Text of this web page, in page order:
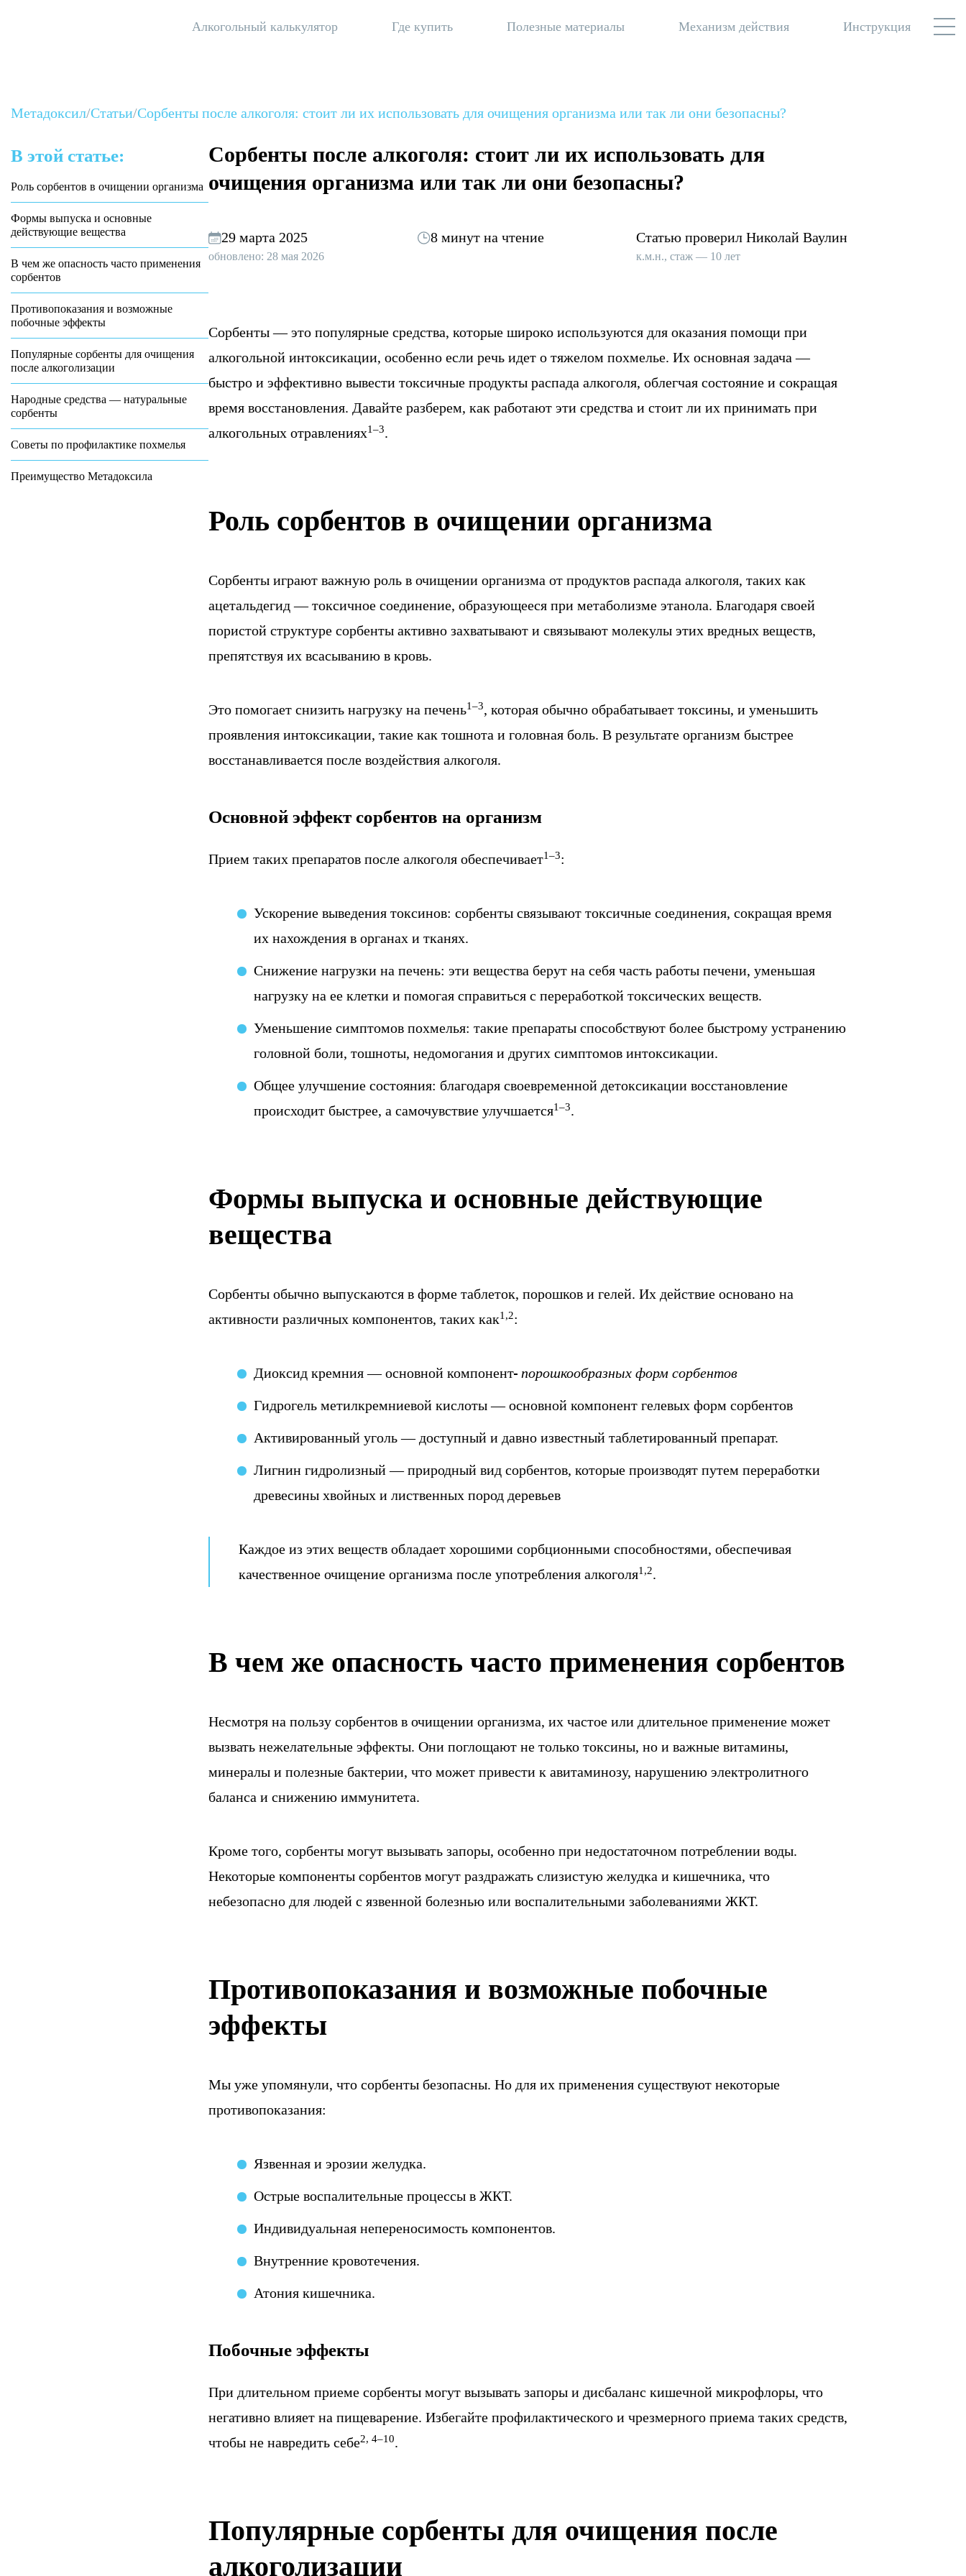
Алкогольный калькулятор Где купить Полезные материалы Механизм действия Инструкция
Метадоксил/Статьи/Сорбенты после алкоголя: стоит ли их использовать для очищения организма или так ли они безопасны?
В этой статье:
Роль сорбентов в очищении организма
Формы выпуска и основные
действующие вещества
В чем же опасность часто применения
сорбентов
Противопоказания и возможные
побочные эффекты
Популярные сорбенты для очищения
после алкоголизации
Народные средства — натуральные
сорбенты
Советы по профилактике похмелья
Преимущество Метадоксила
Сорбенты после алкоголя: стоит ли их использовать для
очищения организма или так ли они безопасны?
29 марта 2025
обновлено: 28 мая 2026
8 минут на чтение Статью проверил Николай Ваулин
к.м.н., стаж — 10 лет
Сорбенты — это популярные средства, которые широко используются для оказания помощи при
алкогольной интоксикации, особенно если речь идет о тяжелом похмелье. Их основная задача —
быстро и эффективно вывести токсичные продукты распада алкоголя, облегчая состояние и сокращая
время восстановления. Давайте разберем, как работают эти средства и стоит ли их принимать при
алкогольных отравлениях1–3.
Роль сорбентов в очищении организма
Сорбенты играют важную роль в очищении организма от продуктов распада алкоголя, таких как
ацетальдегид — токсичное соединение, образующееся при метаболизме этанола. Благодаря своей
пористой структуре сорбенты активно захватывают и связывают молекулы этих вредных веществ,
препятствуя их всасыванию в кровь.
Это помогает снизить нагрузку на печень1–3, которая обычно обрабатывает токсины, и уменьшить
проявления интоксикации, такие как тошнота и головная боль. В результате организм быстрее
восстанавливается после воздействия алкоголя.
Основной эффект сорбентов на организм
Прием таких препаратов после алкоголя обеспечивает1–3:
Ускорение выведения токсинов: сорбенты связывают токсичные соединения, сокращая время
их нахождения в органах и тканях.
Снижение нагрузки на печень: эти вещества берут на себя часть работы печени, уменьшая
нагрузку на ее клетки и помогая справиться с переработкой токсических веществ.
Уменьшение симптомов похмелья: такие препараты способствуют более быстрому устранению
головной боли, тошноты, недомогания и других симптомов интоксикации.
Общее улучшение состояния: благодаря своевременной детоксикации восстановление
происходит быстрее, а самочувствие улучшается1–3.
Формы выпуска и основные действующие
вещества
Сорбенты обычно выпускаются в форме таблеток, порошков и гелей. Их действие основано на
активности различных компонентов, таких как1,2:
Диоксид кремния — основной компонент порошкообразных форм сорбентов
Гидрогель метилкремниевой кислоты — основной компонент гелевых форм сорбентов
Активированный уголь — доступный и давно известный таблетированный препарат.
Лигнин гидролизный — природный вид сорбентов, которые производят путем переработки
древесины хвойных и лиственных пород деревьев
Каждое из этих веществ обладает хорошими сорбционными способностями, обеспечивая
качественное очищение организма после употребления алкоголя1,2.
В чем же опасность часто применения сорбентов
Несмотря на пользу сорбентов в очищении организма, их частое или длительное применение может
вызвать нежелательные эффекты. Они поглощают не только токсины, но и важные витамины,
минералы и полезные бактерии, что может привести к авитаминозу, нарушению электролитного
баланса и снижению иммунитета.
Кроме того, сорбенты могут вызывать запоры, особенно при недостаточном потреблении воды.
Некоторые компоненты сорбентов могут раздражать слизистую желудка и кишечника, что
небезопасно для людей с язвенной болезнью или воспалительными заболеваниями ЖКТ.
Противопоказания и возможные побочные
эффекты
Мы уже упомянули, что сорбенты безопасны. Но для их применения существуют некоторые
противопоказания:
Язвенная и эрозии желудка.
Острые воспалительные процессы в ЖКТ.
Индивидуальная непереносимость компонентов.
Внутренние кровотечения.
Атония кишечника.
Побочные эффекты
При длительном приеме сорбенты могут вызывать запоры и дисбаланс кишечной микрофлоры, что
негативно влияет на пищеварение. Избегайте профилактического и чрезмерного приема таких средств,
чтобы не навредить себе2, 4–10.
Популярные сорбенты для очищения после
алкоголизации